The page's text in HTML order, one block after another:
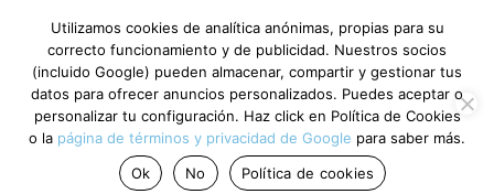
Utilizamos cookies de analítica anónimas, propias para su
correcto funcionamiento y de publicidad. Nuestros socios
(incluido Google) pueden almacenar, compartir y gestionar tus
datos para ofrecer anuncios personalizados. Puedes aceptar o
personalizar tu configuración. Haz click en Política de Cookies
o la página de términos y privacidad de Google para saber más.
Ok
No Política de cookies